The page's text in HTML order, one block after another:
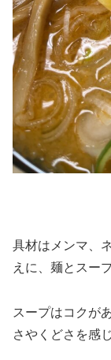
具材はメンマ、
えに、麺とスー
スープはコクが
さやくどさを感